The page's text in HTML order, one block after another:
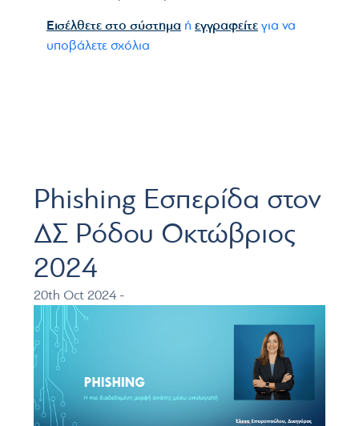
Εισέλθετε στο σύστημα ή εγγραφείτε για να
υποβάλετε σχόλια
Phishing Εσπερίδα στον
ΔΣ Ρόδου Οκτώβριος
2024
20th Oct 2024 -